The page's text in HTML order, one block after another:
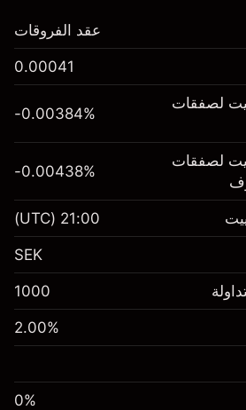
للتداول من خلال عقود
عقد الفروقات
0.00041
لصفقات
SEK 1,000.00
-0.00384
(-SEK 1.92)
المالية ~SEK 50,000.00
~ دولار
-0.00384%
لصفقات
SEK 1,000.00
-0.00438%
21:00
(UTC)
SEK
1000
2.00%
0%